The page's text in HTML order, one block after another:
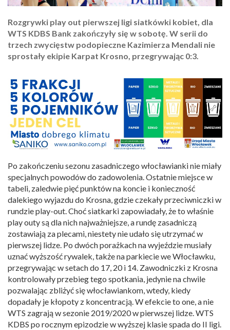
Rozgrywki play out pierwszej ligi siatkówki kobiet, dla
WTS KDBS Bank zakończyły się w sobotę. W serii do
trzech zwycięstw podopieczne Kazimierza Mendali nie
sprostały ekipie Karpat Krosno, przegrywając 0:3.
Po zakończeniu sezonu zasadniczego włocławianki nie miały
specjalnych powodów do zadowolenia. Ostatnie miejsce w
tabeli, zaledwie pięć punktów na koncie i konieczność
dalekiego wyjazdu do Krosna, gdzie czekały przeciwniczki w
rundzie play-out. Choć siatkarki zapowiadały, że to właśnie
play outy są dla nich najważniejsze, a rundę zasadniczą
zostawiają za plecami, niestety nie udało się utrzymać w
pierwszej lidze. Po dwóch porażkach na wyjeździe musiały
uznać wyższość rywalek, także na parkiecie we Włocławku,
przegrywając w setach do 17, 20 i 14. Zawodniczki z Krosna
kontrolowały przebieg tego spotkania, jedynie na chwile
pozwalając zbliżyć się włocławiankom, wtedy, kiedy
dopadały je kłopoty z koncentracją. W efekcie to one, a nie
WTS zagrają w sezonie 2019/2020 w pierwszej lidze. WTS
KDBS po rocznym epizodzie w wyższej klasie spada do II ligi.